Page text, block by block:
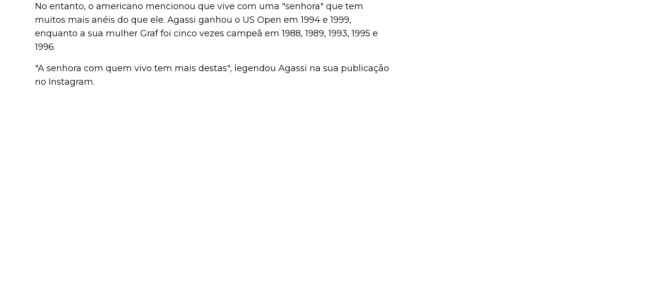
No entanto, o americano mencionou que vive com uma "senhora" que tem
muitos mais anéis do que ele. Agassi ganhou o US Open em 1994 e 1999,
enquanto a sua mulher Graf foi cinco vezes campeã em 1988, 1989, 1993, 1995 e
1996.
"A senhora com quem vivo tem mais destas", legendou Agassi na sua publicação
no Instagram.